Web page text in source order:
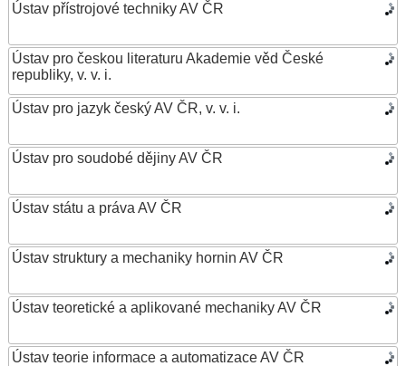
Ústav přístrojové techniky AV ČR
Ústav pro českou literaturu Akademie věd České
republiky, v. v. i.
Ústav pro jazyk český AV ČR, v. v. i.
Ústav pro soudobé dějiny AV ČR
Ústav státu a práva AV ČR
Ústav struktury a mechaniky hornin AV ČR
Ústav teoretické a aplikované mechaniky AV ČR
Ústav teorie informace a automatizace AV ČR